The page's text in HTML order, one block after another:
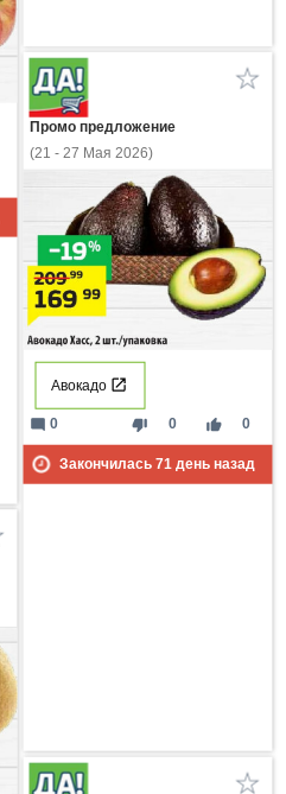
Промо предложение
(21 - 27 Мая 2026)
Авокадо
thumb_down 0 thumb_up 0
mode_comment 0
Закончилась 71 день назад